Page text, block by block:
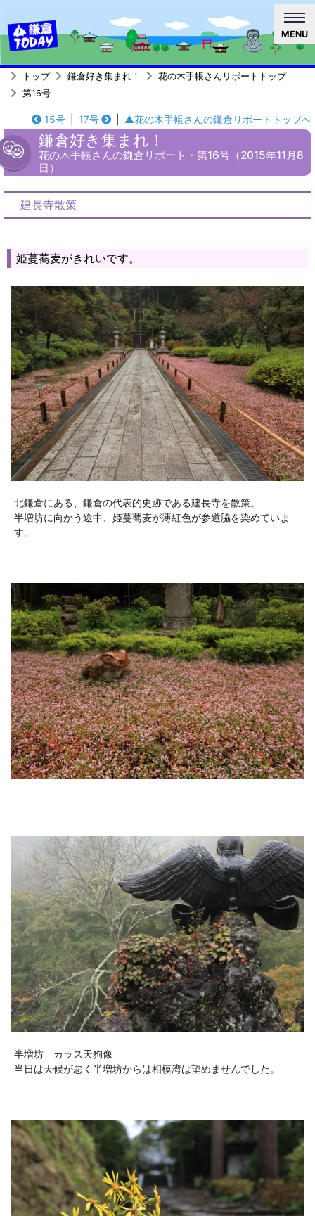
MENU
トップ 鎌倉好き集まれ！
花の木手帳さんリポートトップ
第16号
15号 17号 ▲花の木手帳さんの鎌倉リポートトップへ
鎌倉好き集まれ！
花の木手帳さんの鎌倉リポート・第16号（2015年11月8
日）
建長寺散策
姫蔓蕎麦がきれいです。
北鎌倉にある、鎌倉の代表的史跡である建長寺を散策。
半増坊に向かう途中、姫蔓蕎麦が薄紅色が参道脇を染めていま
す。
半増坊 カラス天狗像
当日は天候が悪く半増坊からは相模湾は望めませんでした。